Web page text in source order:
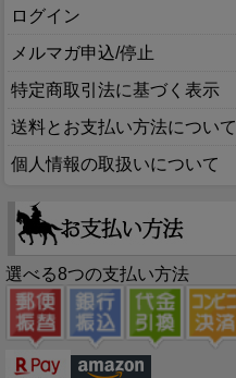
ログイン
メルマガ申込/停止
特定商取引法に基づく表示
送料とお支払い方法について
個人情報の取扱いについて
選べる8つの支払い方法